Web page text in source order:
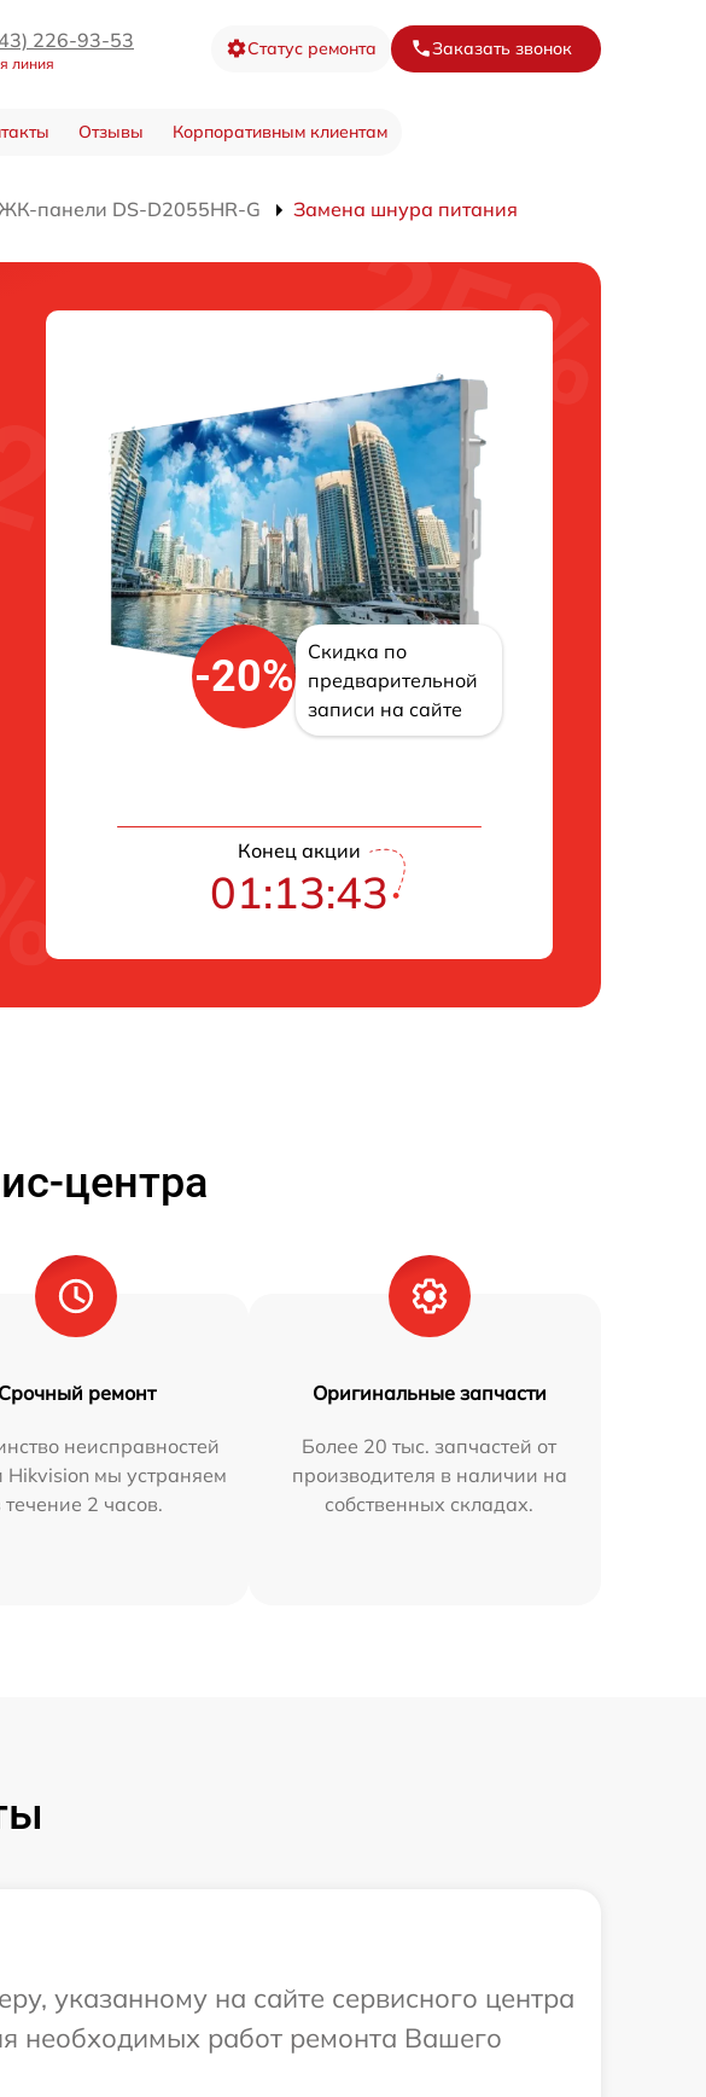
226-93-53
линия
Статус ремонта Заказать звонок
Отзывы Корпоративным клиентам
панели DS-D2055HR-G Замена шнура питания
-20%
Скидка по
предварительной
записи на сайте
Конец акции
01:13:42
центра
Срочный ремонт
неисправностей
Hikvision мы устраняем
течение 2 часов.
Оригинальные запчасти
Более 20 тыс. запчастей от
производителя в наличии на
собственных складах.
указанному на сайте сервисного центра
необходимых работ ремонта Вашего